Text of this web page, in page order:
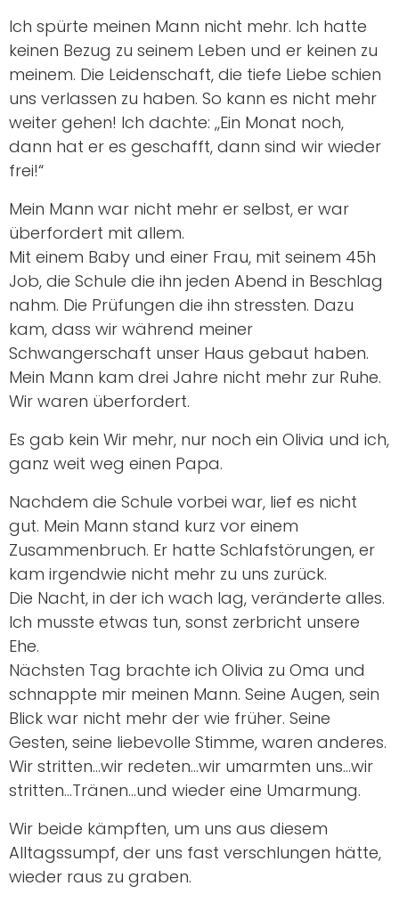
Ich spürte meinen Mann nicht mehr. Ich hatte
keinen Bezug zu seinem Leben und er keinen zu
meinem. Die Leidenschaft, die tiefe Liebe schien
uns verlassen zu haben. So kann es nicht mehr
weiter gehen! Ich dachte: „Ein Monat noch,
dann hat er es geschafft, dann sind wir wieder
frei!“
Mein Mann war nicht mehr er selbst, er war
überfordert mit allem.
Mit einem Baby und einer Frau, mit seinem 45h
Job, die Schule die ihn jeden Abend in Beschlag
nahm. Die Prüfungen die ihn stressten. Dazu
kam, dass wir während meiner
Schwangerschaft unser Haus gebaut haben.
Mein Mann kam drei Jahre nicht mehr zur Ruhe.
Wir waren überfordert.
Es gab kein Wir mehr, nur noch ein Olivia und ich,
ganz weit weg einen Papa.
Nachdem die Schule vorbei war, lief es nicht
gut. Mein Mann stand kurz vor einem
Zusammenbruch. Er hatte Schlafstörungen, er
kam irgendwie nicht mehr zu uns zurück.
Die Nacht, in der ich wach lag, veränderte alles.
Ich musste etwas tun, sonst zerbricht unsere
Ehe.
Nächsten Tag brachte ich Olivia zu Oma und
schnappte mir meinen Mann. Seine Augen, sein
Blick war nicht mehr der wie früher. Seine
Gesten, seine liebevolle Stimme, waren anderes.
Wir stritten…wir redeten…wir umarmten uns…wir
stritten…Tränen…und wieder eine Umarmung.
Wir beide kämpften, um uns aus diesem
Alltagssumpf, der uns fast verschlungen hätte,
wieder raus zu graben.